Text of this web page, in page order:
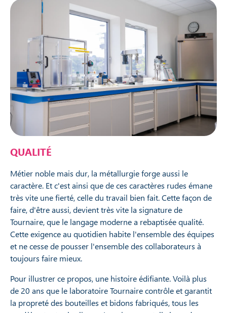
QUALITÉ
Métier noble mais dur, la métallurgie forge aussi le
caractère. Et c'est ainsi que de ces caractères rudes émane
très vite une fierté, celle du travail bien fait. Cette façon de
faire, d'être aussi, devient très vite la signature de
Tournaire, que le langage moderne a rebaptisée qualité.
Cette exigence au quotidien habite l'ensemble des équipes
et ne cesse de pousser l'ensemble des collaborateurs à
toujours faire mieux.
Pour illustrer ce propos, une histoire édifiante. Voilà plus
de 20 ans que le laboratoire Tournaire contrôle et garantit
la propreté des bouteilles et bidons fabriqués, tous les